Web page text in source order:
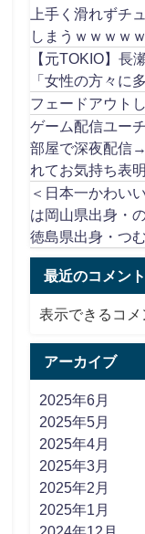
上手く滑れずチ
しまうｗｗｗｗ
【元TOKIO】長
「女性の方々に
フェードアウト
ゲーム配信ユー
部屋で深夜配信
れてお気持ち表明
＜日本一かわい
は岡山県出身・
徳島県出身・つ
最近のコメント
表示できるコメ
アーカイブ
2025年6月
2025年5月
2025年4月
2025年3月
2025年2月
2025年1月
2024年12月